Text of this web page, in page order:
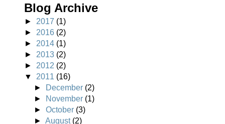
Blog Archive
► 2017 (1)
► 2016 (2)
► 2014 (1)
► 2013 (2)
► 2012 (2)
▼ 2011 (16)
►
December (2)
►
November (1)
►October (3)
►August (2)